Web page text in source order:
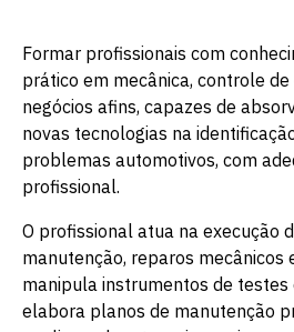
Formar profissionais com
prático em mecânica, controle
negócios afins, capazes de
novas tecnologias na
problemas automotivos, com
profissional.
O profissional atua na execução
manutenção, reparos mecânicos
manipula instrumentos de testes
elabora planos de manutenção